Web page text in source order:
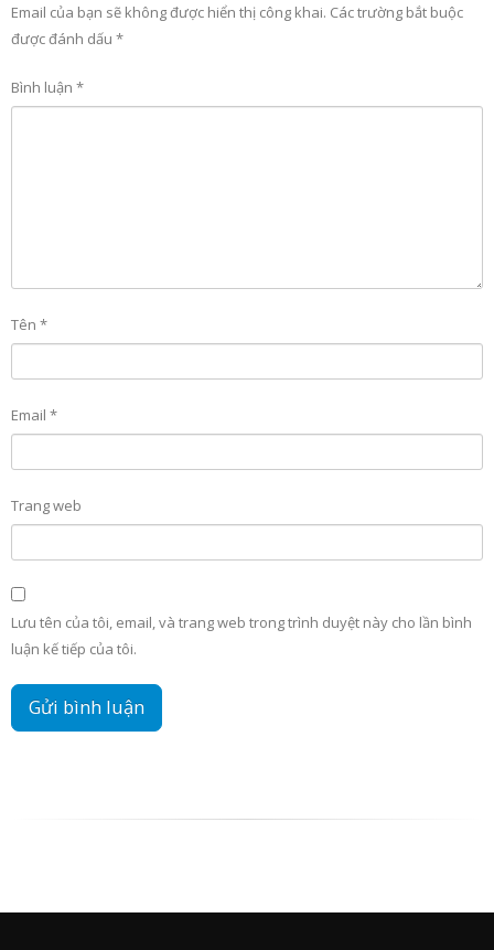
Email của bạn sẽ không được hiển thị công khai. Các trường bắt buộc
được đánh dấu *
Bình luận *
Tên *
Email *
Trang web
Lưu tên của tôi, email, và trang web trong trình duyệt này cho lần bình
luận kế tiếp của tôi.